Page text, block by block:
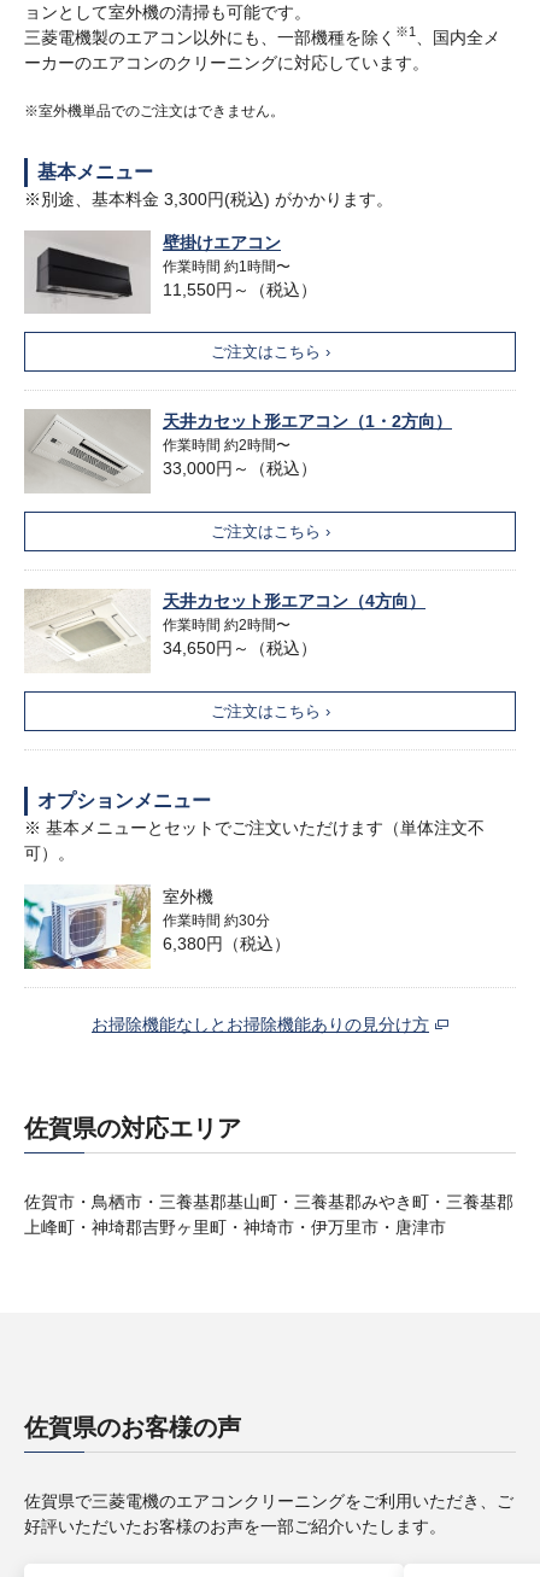
ョンとして室外機の清掃も可能です。
三菱電機製のエアコン以外にも、一部機種を除く ※1
、国内全メ
ーカーのエアコンのクリーニングに対応しています。
※室外機単品でのご注文はできません。
基本メニュー
※別途、基本料金 3,300円(税込) がかかります。
壁掛けエアコン
作業時間 約1時間〜
11,550円～（税込）
ご注文はこちら ›
天井カセット形エアコン（1・2方向）
作業時間 約2時間〜
33,000円～（税込）
ご注文はこちら ›
天井カセット形エアコン（4方向）
作業時間 約2時間〜
34,650円～（税込）
ご注文はこちら ›
オプションメニュー
※ 基本メニューとセットでご注文いただけます（単体注文不
可）。
室外機
作業時間 約30分
6,380円（税込）
お掃除機能なしとお掃除機能ありの見分け方
佐賀県の対応エリア
佐賀市・鳥栖市・三養基郡基山町・三養基郡みやき町・三養基郡
上峰町・神埼郡吉野ヶ里町・神埼市・伊万里市・唐津市
佐賀県のお客様の声
佐賀県で三菱電機のエアコンクリーニングをご利用いただき、ご
好評いただいたお客様のお声を一部ご紹介いたします。